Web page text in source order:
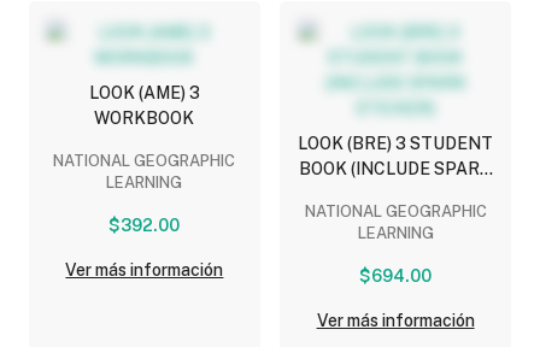
LOOK (AME) 3
WORKBOOK
NATIONAL GEOGRAPHIC
LEARNING
$392.00
Ver más información
LOOK (BRE) 3 STUDENT
BOOK (INCLUDE SPARK
NATIONAL GEOGRAPHIC
LEARNING
$694.00
Ver más información